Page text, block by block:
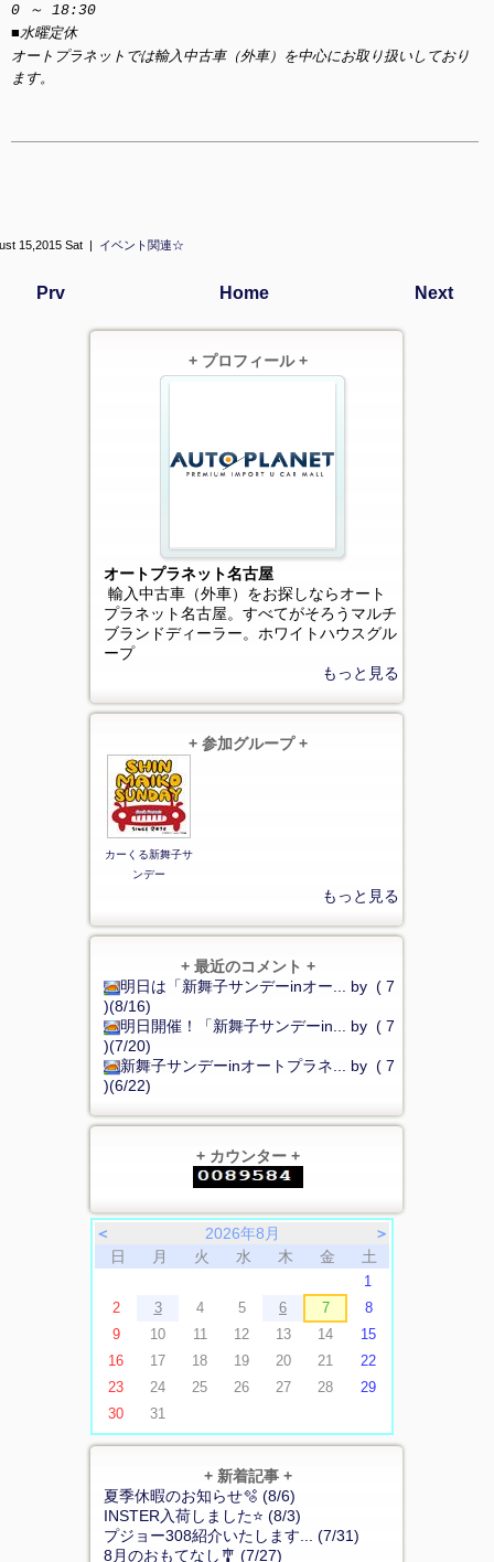
+ プロフィール +
オートプラネット名古屋
輸入中古車（外車）をお探しならオート
プラネット名古屋。すべてがそろうマルチ
ブランドディーラー。ホワイトハウスグル
ープ
もっと見る
+ 参加グループ +
カーくる新舞子サ
ンデー
もっと見る
+ 最近のコメント +
明日は「新舞子サンデーinオー... by ( 7
)(8/16)
明日開催！「新舞子サンデーin... by ( 7
)(7/20)
新舞子サンデーinオートプラネ... by ( 7
)(6/22)
+ カウンター +
＜ 2026年8月
＞
日
月 火 水 木 金 土
1
2
3 4 5 6 7
8
9
10 11 12 13 14
15
16
17 18 19 20 21
22
23
24 25 26 27 28
29
30
31
+ 新着記事 +
夏季休暇のお知らせ🫧 (8/6)
INSTER入荷しました⭐ (8/3)
プジョー308紹介いたします... (7/31)
8月のおもてなし🎐 (7/27)
0 ～ 18:30
■水曜定休
オートプラネットでは輸入中古車（外車）を中心にお取り扱いしており
ます。
15,2015 Sat | イベント関連☆
Prv Next
Home